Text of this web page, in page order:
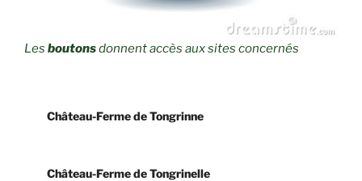
Les boutonsdonnent accès aux sites concernés
Château-Ferme de Tongrinne
Château-Ferme de Tongrinelle